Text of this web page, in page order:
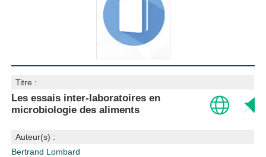
Titre :
Les essais inter-laboratoires en
microbiologie des aliments
Auteur(s) :
Bertrand Lombard